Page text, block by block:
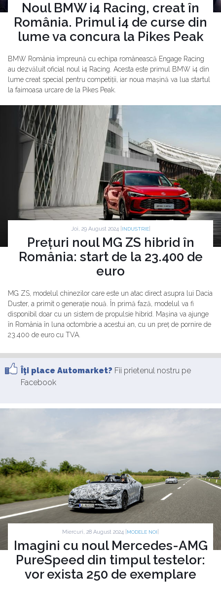
Noul BMW i4 Racing, creat în
România. Primul i4 de curse din
lume va concura la Pikes Peak
BMW România împreună cu echipa românească Engage Racing
au dezvăluit oficial noul i4 Racing. Acesta este primul BMW i4 din
lume creat special pentru competiții, iar noua mașină va lua startul
la faimoasa urcare de la Pikes Peak.
Joi, 29 August 2024 | INDUSTRIE|
Prețuri noul MG ZS hibrid în
România: start de la 23.400 de
euro
MG ZS, modelul chinezilor care este un atac direct asupra lui Dacia
Duster, a primit o generație nouă. În primă fază, modelul va fi
disponibil doar cu un sistem de propulsie hibrid. Mașina va ajunge
în România în luna octombrie a acestui an, cu un preț de pornire de
23.400 de euro cu TVA.
Îţi place Automarket? Fii prietenul nostru pe
Facebook
Miercuri, 28 August 2024 | MODELE NOI
Imagini cu noul Mercedes-AMG
PureSpeed din timpul testelor:
vor exista 250 de exemplare